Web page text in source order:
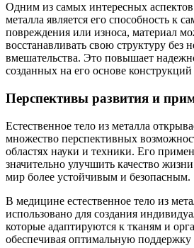
Одним из самых интересных аспектов
металла является его способность к
повреждения или износа, материал
восстанавливать свою структуру без
вмешательства. Это повышает
созданных на его основе
Перспективы развития и
Естественное тело из металла
множество перспективных
областях науки и техники. Его
значительно улучшить качество
мир более устойчивым и безопасным.
В медицине естественное тело из
использовано для создания
которые адаптируются к тканям и
обеспечивая оптимальную